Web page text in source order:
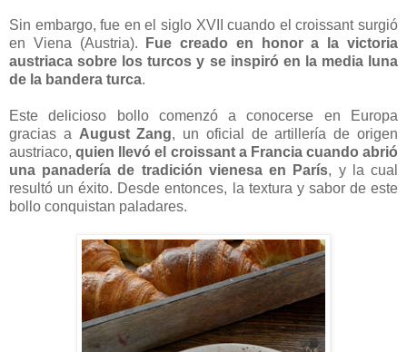
Sin embargo, fue en el siglo XVII cuando el croissant surgió
en Viena (Austria). Fue creado en honor a la victoria
austriaca sobre los turcos y se inspiró en la media luna
de la bandera turca.
Este delicioso bollo comenzó a conocerse en Europa
gracias a August Zang, un oficial de artillería de origen
austriaco, quien llevó el croissant a Francia cuando abrió
una panadería de tradición vienesa en París, y la cual
resultó un éxito. Desde entonces, la textura y sabor de este
bollo conquistan paladares.